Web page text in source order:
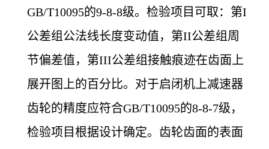
GB/T10095的9-8-8级。检验项目可取：第I
公差组公法线长度变动值，第II公差组周
节偏差值，第III公差组接触痕迹在齿面上
展开图上的百分比。对于启闭机上减速器
齿轮的精度应符合GB/T10095的8-8-7级，
检验项目根据设计确定。齿轮齿面的表面